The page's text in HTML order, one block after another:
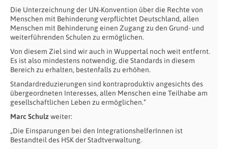
Die Unterzeichnung der UN-Konvention über die Rechte von
Menschen mit Behinderung verpflichtet Deutschland, allen
Menschen mit Behinderung einen Zugang zu den Grund- und
weiterführenden Schulen zu ermöglichen.
Von diesem Ziel sind wir auch in Wuppertal noch weit entfernt.
Es ist also mindestens notwendig, die Standards in diesem
Bereich zu erhalten, bestenfalls zu erhöhen.
Standardreduzierungen sind kontraproduktiv angesichts des
übergeordneten Interesses, allen Menschen eine Teilhabe am
gesellschaftlichen Leben zu ermöglichen.“
Marc Schulzweiter:
„Die Einsparungen bei den IntegrationshelferInnen ist
Bestandteil des HSK der Stadtverwaltung.